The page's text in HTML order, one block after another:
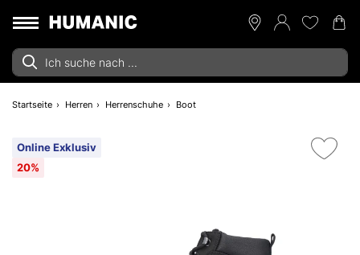
Startseite Herren Herrenschuhe Boot
Online Exklusiv
20%